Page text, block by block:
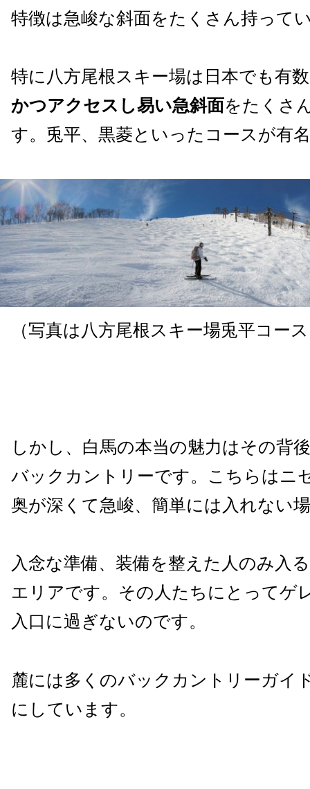
特徴は急峻な斜面をたくさん持って
特に八方尾根スキー場は日本でも有
かつアクセスし易い急斜面をたくさ
す。兎平、黒菱といったコースが有
（写真は八方尾根スキー場兎平コー
しかし、白馬の本当の魅力はその背
バックカントリーです。こちらはニ
奥が深くて急峻、簡単には入れない
入念な準備、装備を整えた人のみ入
エリアです。その人たちにとってゲ
入口に過ぎないのです。
麓には多くのバックカントリーガイ
にしています。